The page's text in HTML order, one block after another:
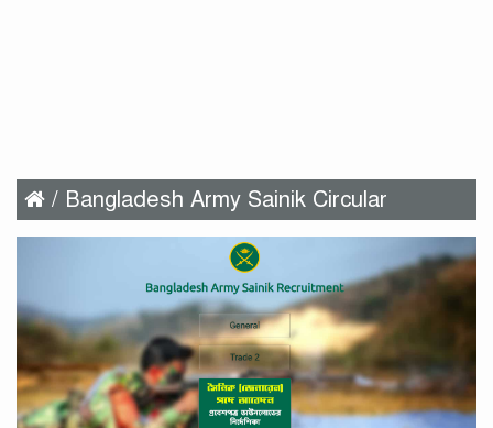
/ Bangladesh Army Sainik Circular